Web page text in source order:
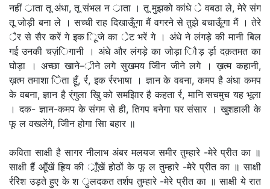
नहीं र्ाता तू अंधा, तू संभल न र्ाता । तू मुझको कांधे र्े वबठा ले, मेरे संग
तू जोड़ी बना ले । सच्ची राह दिखाऊूँगा मैं वगरने से तुझे बचाऊूँगा मैं । तेरे
र्ैर से सैर करें गे इक िूजे का र्ेट भरें गे । अंधे ने लंगड़े की मानी बिल
गई उनकी चज़ंिगानी । अंधे और लंगड़े का जोड़ा िौड़ र्ड़ा दक़तमत का
घोड़ा । अच्छा खाने–र्ीने लगे सुखमय जीिन जीने लगे । ख़त्म कहानी,
ख़त्म तमाशा िेता हूँ, र्र, इक र्ररभाषा । ज्ञान के वबना, कमप है अंधा कमप
के वबना, ज्ञान है र्ंगुला खुि को समझिार है कहता र्र, मानि सचमुच यह भूला
। दक- ज्ञान-कमप के संगम से ही, तिगप बनेगा घर संसार । खुशहाली के
फू ल वखलेंगे, जीिन होगा सिा बहार ॥
कविता साक्षी है सागर नीलाभ अंबर मलयज समीर तुम्हारे -मेरे प्रीत का ॥
साक्षी हैं आूँखें हृिय की र्ाूँखें होठों के फू ल तुम्हारे -मेरे प्रीत का ॥ साक्षी
र्ररिेश उड़ते हुए के श र्ुलदकत तर्शप तुम्हारे -मेरे प्रीत का ॥ साक्षी ये रात